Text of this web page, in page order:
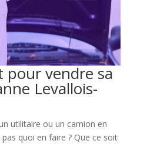
pour vendre sa
Levallois-
utilitaire ou un camion en
quoi en faire ? Que ce soit